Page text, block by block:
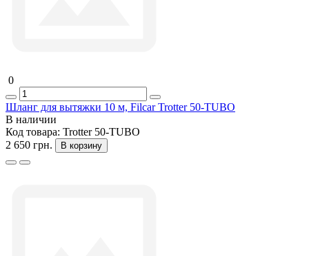
0
Шланг для вытяжки 10 м, Filcar Trotter 50-TUBO
В наличии
Код товара: Trotter 50-TUBO
2 650 грн.
В корзину